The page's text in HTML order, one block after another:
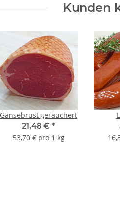
Kunden
Gänsebrust geräuchert
21,48 € *
53,70 € pro 1 kg